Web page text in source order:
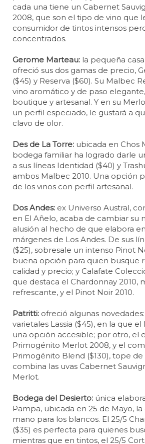
cada una tiene un Cabernet
2008, que son el tipo de vino que
consumidor de tintos intensos
concentrados.
Gerome Marteau: la pequeña
ofreció sus dos gamas de precio,
($45) y Reserva ($60). Su Malbec
vino aromático y de paso
boutique y artesanal. Y en su
un perfil especiado, le gustará a
clavo de olor.
Des de La Torre: ubicada en Chos
bodega familiar ha logrado darle
a sus líneas Identidad ($40) y
ambos Malbec 2010. Una opción
de los vinos con perfil artesanal.
Dos Andes: ex Universo Austral,
en El Añelo, acaba de cambiar su
alusión al hecho de que elabora
márgenes de Los Andes. De sus
($25), sobresale un intenso Pinot
buena opción para quien busque
calidad y precio; y Calafate
que destaca el Chardonnay 2010,
refrescante, y el Pinot Noir 2010.
Patritti: ofreció algunas
varietales Lassia ($45), en la que
una opción accesible; por otro, el
Primogénito Merlot 2008, y el
Primogénito Blend ($130), tope de
combina las uvas Cabernet
Merlot.
Bodega del Desierto: única
Pampa, ubicada en 25 de Mayo,
mano para los blancos. El 25/5
($35) es perfecta para quienes
mientras que en tintos, el 25/5